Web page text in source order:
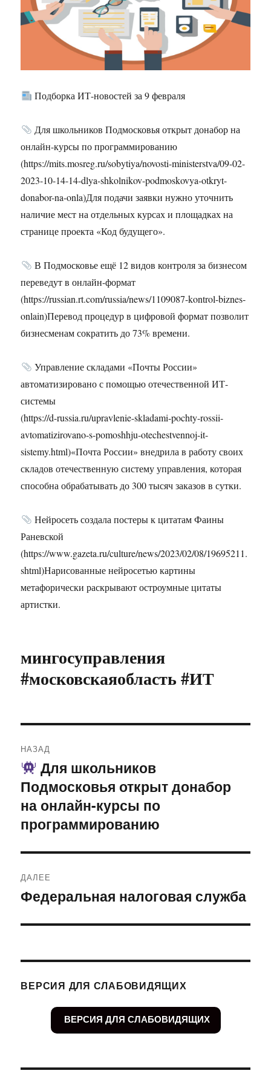
Подборка ИТ-новостей за 9 февраля
Для школьников Подмосковья открыт донабор на
онлайн-курсы по программированию
(https://mits.mosreg.ru/sobytiya/novosti-ministerstva/09-02-
2023-10-14-14-dlya-shkolnikov-podmoskovya-otkryt-
donabor-na-onla)Для подачи заявки нужно уточнить
наличие мест на отдельных курсах и площадках на
странице проекта «Код будущего».
В Подмосковье ещё 12 видов контроля за бизнесом
переведут в онлайн-формат
(https://russian.rt.com/russia/news/1109087-kontrol-biznes-
onlain)Перевод процедур в цифровой формат позволит
бизнесменам сократить до 73% времени.
Управление складами «Почты России»
автоматизировано с помощью отечественной ИТ-
системы
(https://d-russia.ru/upravlenie-skladami-pochty-rossii-
avtomatizirovano-s-pomoshhju-otechestvennoj-it-
sistemy.html)«Почта России» внедрила в работу своих
складов отечественную систему управления, которая
способна обрабатывать до 300 тысяч заказов в сутки.
Нейросеть создала постеры к цитатам Фаины
Раневской
(https://www.gazeta.ru/culture/news/2023/02/08/19695211.
shtml)Нарисованные нейросетью картины
метафорически раскрывают остроумные цитаты
артистки.
мингосуправления
#московскаяобласть #ИТ
по
записям
НАЗАД
Предыдущая
запись:
Для школьников
Подмосковья открыт донабор
на онлайн-курсы по
программированию
ДАЛЕЕ
Следующая
Федеральная налоговая служба
ВЕРСИЯ ДЛЯ СЛАБОВИДЯЩИХ
ВЕРСИЯ ДЛЯ СЛАБОВИДЯЩИХ